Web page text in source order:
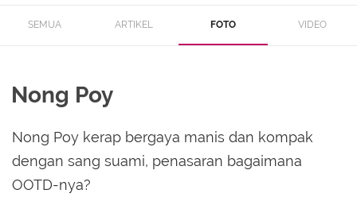
SEMUA ARTIKEL FOTO VIDEO
Nong Poy
Nong Poy kerap bergaya manis dan kompak
dengan sang suami, penasaran bagaimana
OOTD-nya?